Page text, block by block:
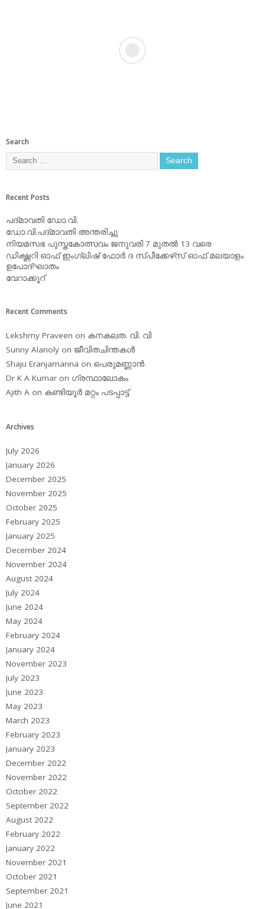
Search
Recent Posts
പദ്മാവതി ഡോ.വി.
ഡോ.വി.പദ്മാവതി അന്തരിച്ചു
നിയമസഭ പുസ്തകോത്സവം ജനുവരി 7 മുതല്‍ 13 വരെ
ഡിക്ഷ്ണറി ഓഫ് ഇംഗ്ലിഷ് ഫോര്‍ ദ സ്പീക്കേഴ്‌സ് ഓഫ് മലയാളം
ഉപോദ്ഘാതം
വേറാക്കൂറ്
Recent Comments
Lekshmy Praveen on കനകലത. വി. വി
Sunny Alanoly on ജീവിതചിന്തകള്‍
Shaju Eranjamanna on പെരുമണ്ണാന്‍
Dr K A Kumar on ഗ്രന്ഥാലോകം
Ajith A on കണ്ടിയൂര്‍ മറ്റം പടപ്പാട്ട്‌
Archives
July 2026
January 2026
December 2025
November 2025
October 2025
February 2025
January 2025
December 2024
November 2024
August 2024
July 2024
June 2024
May 2024
February 2024
January 2024
November 2023
July 2023
June 2023
May 2023
March 2023
February 2023
January 2023
December 2022
November 2022
October 2022
September 2022
August 2022
February 2022
January 2022
November 2021
October 2021
September 2021
June 2021